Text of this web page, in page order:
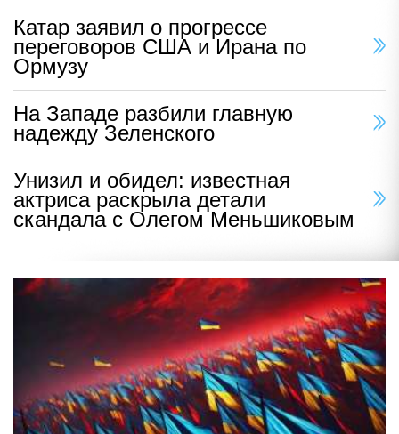
Катар заявил о прогрессе
переговоров США и Ирана по
Ормузу
На Западе разбили главную
надежду Зеленского
Унизил и обидел: известная
актриса раскрыла детали
скандала с Олегом Меньшиковым